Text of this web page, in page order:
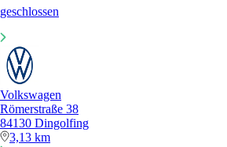
geschlossen
Volkswagen
Römerstraße 38
84130 Dingolfing
3,13 km